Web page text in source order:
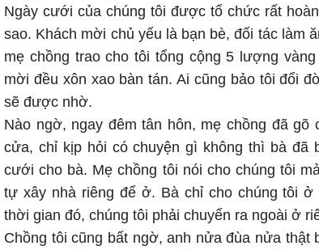
Ngày cưới của chúng tôi được tổ chức rất
sao. Khách mời chủ yếu là bạn bè, đối tác làm
mẹ chồng trao cho tôi tổng cộng 5 lượng
mời đều xôn xao bàn tán. Ai cũng bảo tôi đổi
sẽ được nhờ.
Nào ngờ, ngay đêm tân hôn, mẹ chồng đã
cửa, chỉ kịp hỏi có chuyện gì không thì bà đã
cưới cho bà. Mẹ chồng tôi nói cho chúng tôi
tự xây nhà riêng để ở. Bà chỉ cho chúng tôi ở
thời gian đó, chúng tôi phải chuyển ra ngoài ở
Chồng tôi cũng bất ngờ, anh nửa đùa nửa thật